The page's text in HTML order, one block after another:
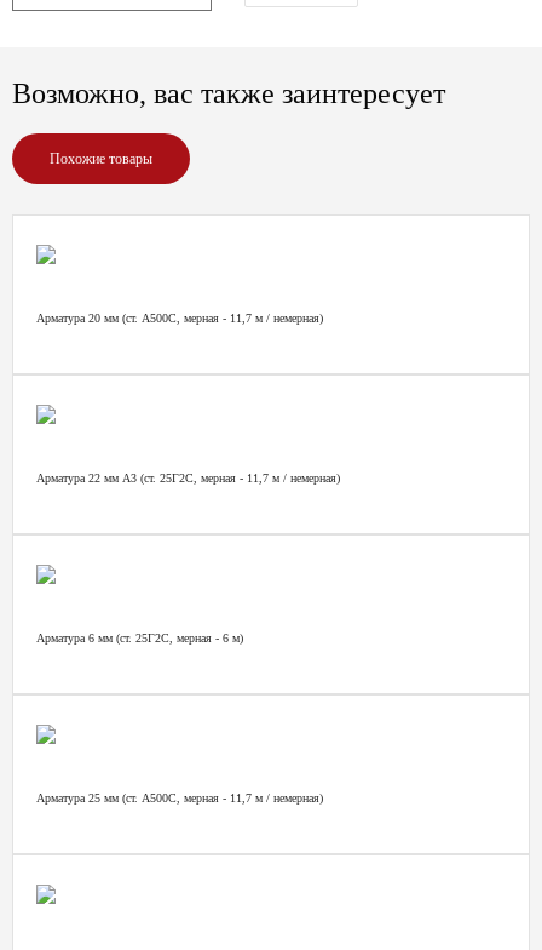
Возможно, вас также заинтересует
Похожие товары
Арматура 20 мм (ст. А500С, мерная - 11,7 м / немерная)
Арматура 22 мм А3 (ст. 25Г2С, мерная - 11,7 м / немерная)
Арматура 6 мм (ст. 25Г2С, мерная - 6 м)
Арматура 25 мм (ст. А500С, мерная - 11,7 м / немерная)